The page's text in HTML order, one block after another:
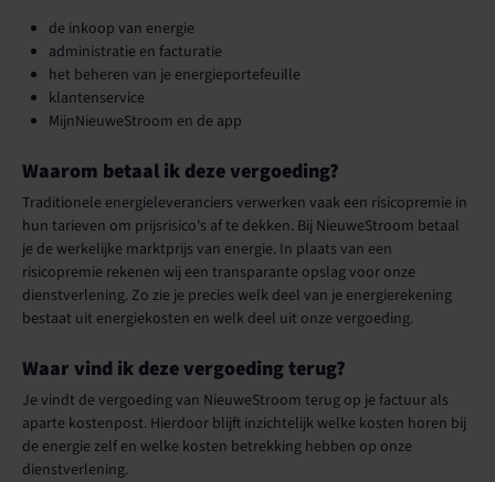
de inkoop van energie
administratie en facturatie
het beheren van je energieportefeuille
klantenservice
MijnNieuweStroom en de app
Waarom betaal ik deze vergoeding?
Traditionele energieleveranciers verwerken vaak een risicopremie in
hun tarieven om prijsrisico's af te dekken. Bij NieuweStroom betaal
je de werkelijke marktprijs van energie. In plaats van een
risicopremie rekenen wij een transparante opslag voor onze
dienstverlening. Zo zie je precies welk deel van je energierekening
bestaat uit energiekosten en welk deel uit onze vergoeding.
Waar vind ik deze vergoeding terug?
Je vindt de vergoeding van NieuweStroom terug op je factuur als
aparte kostenpost. Hierdoor blijft inzichtelijk welke kosten horen bij
de energie zelf en welke kosten betrekking hebben op onze
dienstverlening.